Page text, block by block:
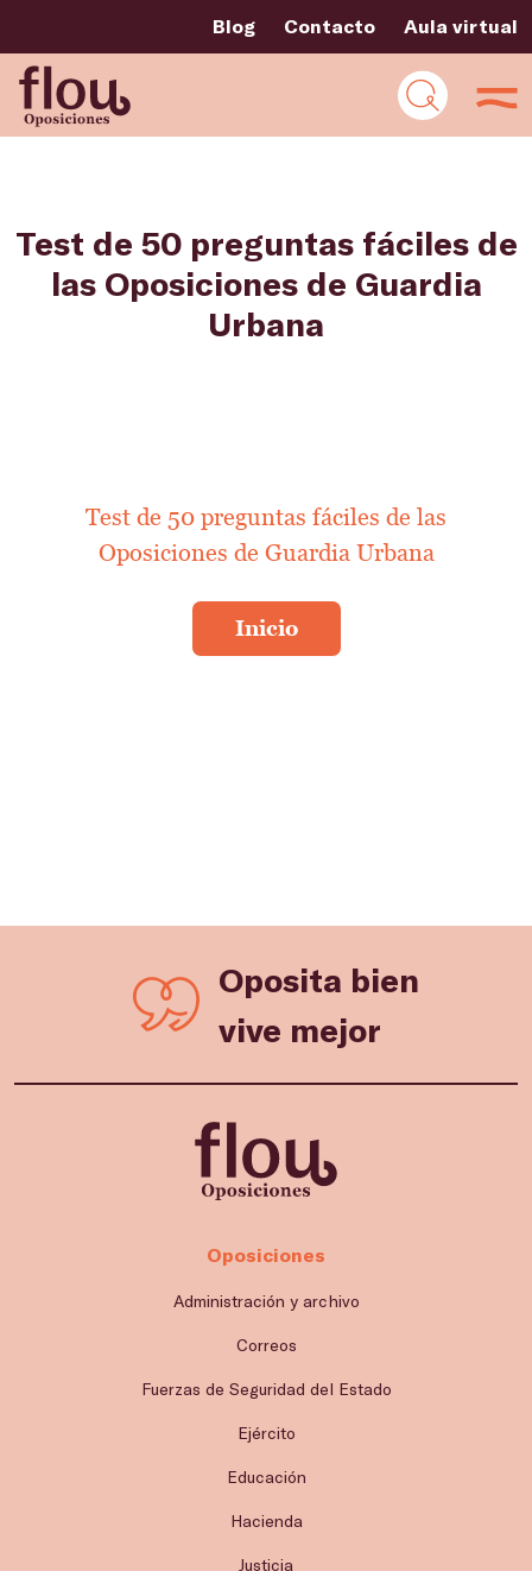
Blog Contacto Aula virtual
Test de 50 preguntas fáciles de
las Oposiciones de Guardia
Urbana
Test de 50 preguntas fáciles de las
Oposiciones de Guardia Urbana
Oposita bien
vive mejor
Oposiciones
Administración y archivo
Correos
Fuerzas de Seguridad del Estado
Ejército
Educación
Hacienda
Justicia